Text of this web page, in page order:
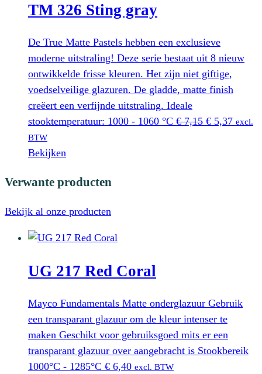
TM 326 Sting gray
De True Matte Pastels hebben een exclusieve
moderne uitstraling! Deze serie bestaat uit 8 nieuw
ontwikkelde frisse kleuren. Het zijn niet giftige,
voedselveilige glazuren. De gladde, matte finish
creëert een verfijnde uitstraling. Ideale
stooktemperatuur: 1000 - 1060 °C €7,15 € 5,37 excl.
BTW
Bekijken
Verwante producten
Bekijk al onze producten
UG 217 Red Coral
Mayco Fundamentals Matte onderglazuur Gebruik
een transparant glazuur om de kleur intenser te
maken Geschikt voor gebruiksgoed mits er een
transparant glazuur over aangebracht is Stookbereik
1000°C - 1285°C € 6,40 excl. BTW